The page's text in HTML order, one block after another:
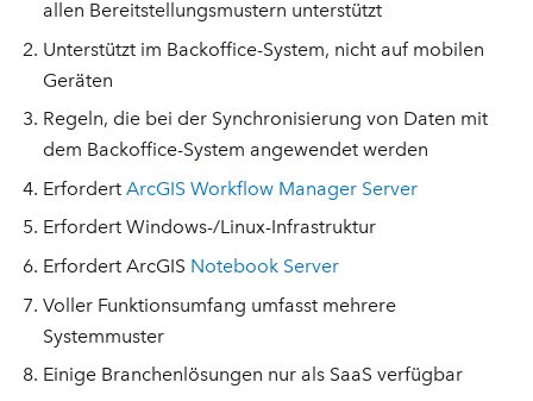
allen Bereitstellungsmustern unterstützt
Unterstützt im Backoffice-System, nicht auf mobilen
Geräten
Regeln, die bei der Synchronisierung von Daten mit
dem Backoffice-System angewendet werden
Erfordert ArcGIS Workflow Manager Server
Erfordert Windows-/Linux-Infrastruktur
Erfordert ArcGIS Notebook Server
Voller Funktionsumfang umfasst mehrere
Systemmuster
Einige Branchenlösungen nur als SaaS verfügbar